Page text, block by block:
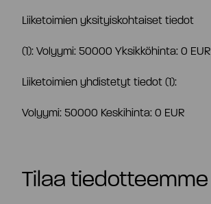
Palkitseminen
Riskienhallinta
Tiedonantopolitiikka
Liiketoimien yksityiskohtaiset tiedot
(1): Volyymi: 50000 Yksikköhinta: 0 EUR
Liiketoimien yhdistetyt tiedot (1):
Volyymi: 50000 Keskihinta: 0 EUR
Tilaa tiedotteemme